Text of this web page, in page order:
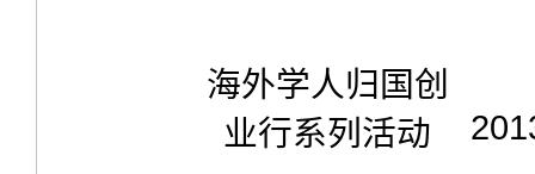
海外学人归国创
业行系列活动